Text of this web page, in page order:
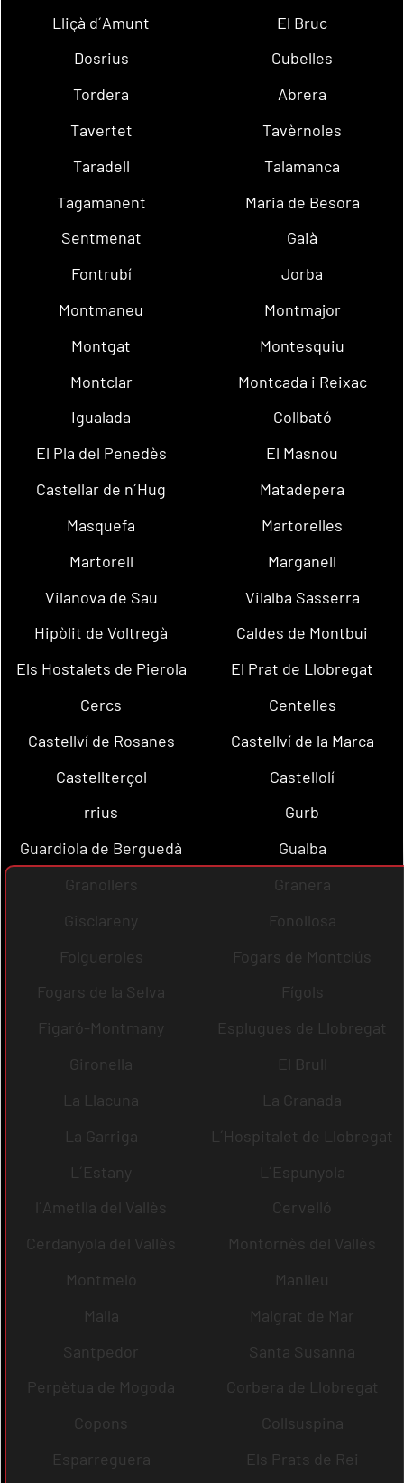
Lliçà d´Amunt
El Bruc
Dosrius
Cubelles
Tordera
Abrera
Tavertet
Tavèrnoles
Taradell
Talamanca
Tagamanent
Maria de Besora
Sentmenat
Gaià
Fontrubí
Jorba
Montmaneu
Montmajor
Montgat
Montesquiu
Montclar
Montcada i Reixac
Igualada
Collbató
El Pla del Penedès
El Masnou
Castellar de n´Hug
Matadepera
Masquefa
Martorelles
Martorell
Marganell
Vilanova de Sau
Vilalba Sasserra
Hipòlit de Voltregà
Caldes de Montbui
Els Hostalets de Pierola
El Prat de Llobregat
Cercs
Centelles
Castellví de Rosanes
Castellví de la Marca
Castellterçol
Castellolí
rrius
Gurb
Guardiola de Berguedà
Gualba
Granollers
Granera
Gisclareny
Fonollosa
Folgueroles
Fogars de Montclús
Fogars de la Selva
Fígols
Figaró-Montmany
Esplugues de Llobregat
Gironella
El Brull
La Llacuna
La Granada
La Garriga
L´Hospitalet de Llobregat
L´Estany
L´Espunyola
l´Ametlla del Vallès
Cervelló
Cerdanyola del Vallès
Montornès del Vallès
Montmeló
Manlleu
Malla
Malgrat de Mar
Santpedor
Santa Susanna
Perpètua de Mogoda
Corbera de Llobregat
Copons
Collsuspina
Esparreguera
Els Prats de Rei